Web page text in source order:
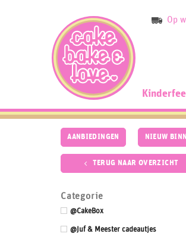
Op
AANBIEDINGEN NIEUW
TERUG NAAR OVERZICHT
Categorie
@CakeBox
@Juf & Meester cadeautjes